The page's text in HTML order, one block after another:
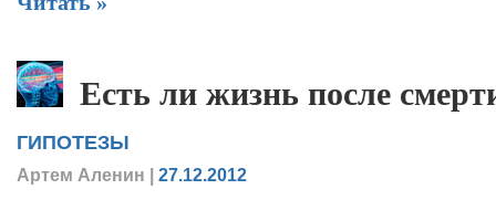
Есть ли жизнь после
ГИПОТЕЗЫ
Артем Аленин | 27.12.2012